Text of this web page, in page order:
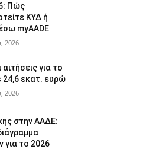
Πώς
ΚΥΔ ή
myAADE
2026
αιτήσεις για το
24,6 εκατ. ευρώ
2026
στην ΑΑΔΕ:
το 2026